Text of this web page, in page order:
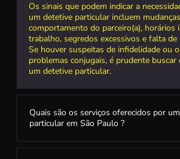
Os sinais que podem indicar a
um detetive particular incluem
comportamento do parceiro(a), horários
trabalho, segredos excessivos e falta de
Se houver suspeitas de infidelidade ou
problemas conjugais, é prudente buscar
um detetive particular.
Quais são os serviços oferecidos por
particular em São Paulo ?